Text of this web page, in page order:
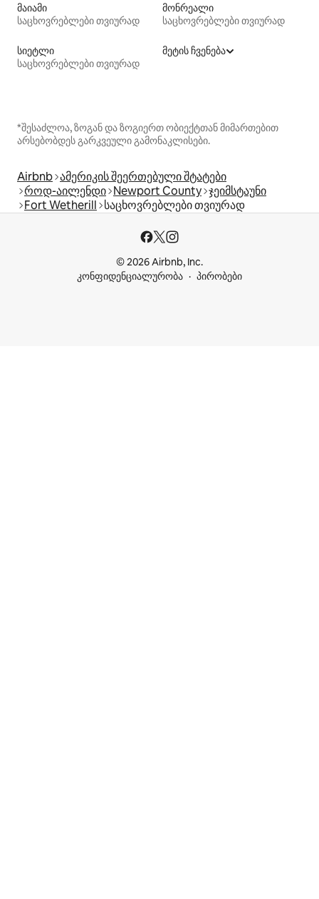
მაიამი
საცხოვრებლები თვიურად
მონრეალი
საცხოვრებლები თვიურად
სიეტლი
საცხოვრებლები თვიურად
მეტის ჩვენება
*შესაძლოა, ზოგან და ზოგიერთ ობიექტთან მიმართებით
არსებობდეს გარკვეული გამონაკლისები.
Airbnb ამერიკის შეერთებული შტატები
როდ-აილენდი Newport County ჯეიმსტაუნი
Fort Wetherill საცხოვრებლები თვიურად
© 2026 Airbnb, Inc.
კონფიდენციალურობა
პირობები